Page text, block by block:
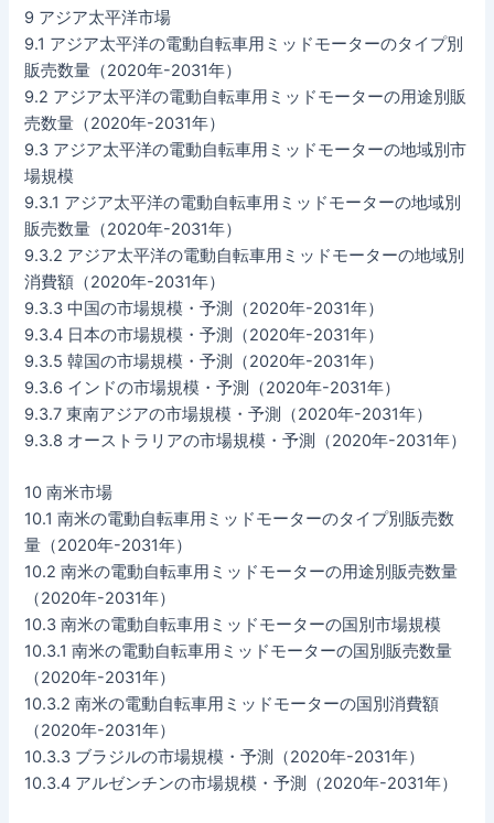
9 アジア太平洋市場
9.1 アジア太平洋の電動自転車用ミッドモーターのタイプ別
販売数量（2020年-2031年）
9.2 アジア太平洋の電動自転車用ミッドモーターの用途別販
売数量（2020年-2031年）
9.3 アジア太平洋の電動自転車用ミッドモーターの地域別市
場規模
9.3.1 アジア太平洋の電動自転車用ミッドモーターの地域別
販売数量（2020年-2031年）
9.3.2 アジア太平洋の電動自転車用ミッドモーターの地域別
消費額（2020年-2031年）
9.3.3 中国の市場規模・予測（2020年-2031年）
9.3.4 日本の市場規模・予測（2020年-2031年）
9.3.5 韓国の市場規模・予測（2020年-2031年）
9.3.6 インドの市場規模・予測（2020年-2031年）
9.3.7 東南アジアの市場規模・予測（2020年-2031年）
9.3.8 オーストラリアの市場規模・予測（2020年-2031年）
10 南米市場
10.1 南米の電動自転車用ミッドモーターのタイプ別販売数
量（2020年-2031年）
10.2 南米の電動自転車用ミッドモーターの用途別販売数量
（2020年-2031年）
10.3 南米の電動自転車用ミッドモーターの国別市場規模
10.3.1 南米の電動自転車用ミッドモーターの国別販売数量
（2020年-2031年）
10.3.2 南米の電動自転車用ミッドモーターの国別消費額
（2020年-2031年）
10.3.3 ブラジルの市場規模・予測（2020年-2031年）
10.3.4 アルゼンチンの市場規模・予測（2020年-2031年）